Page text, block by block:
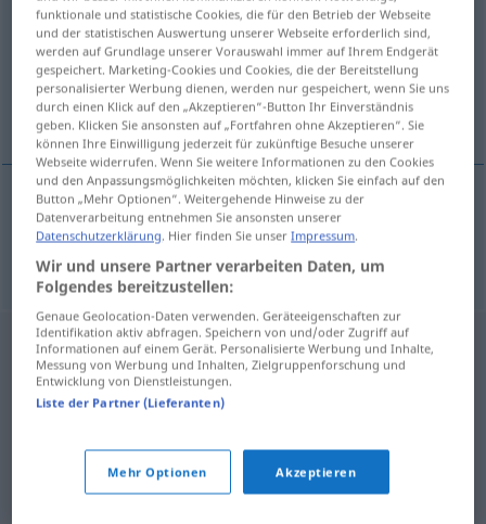
Übersicht aller Übersetzungen
(Für mehr Details die Übersetzung anklicken/antippen)
in senso, modo critico
senso,modocritico krisenhaft
funktionale und statistische Cookies, die für den Betrieb der Webseite
und der statistischen Auswertung unserer Webseite erforderlich sind,
werden auf Grundlage unserer Vorauswahl immer auf Ihrem Endgerät
gespeichert. Marketing-Cookies und Cookies, die der Bereitstellung
personalisierter Werbung dienen, werden nur gespeichert, wenn Sie uns
durch einen Klick auf den „Akzeptieren“-Button Ihr Einverständnis
geben. Klicken Sie ansonsten auf „Fortfahren ohne Akzeptieren“. Sie
können Ihre Einwilligung jederzeit für zukünftige Besuche unserer
Webseite widerrufen. Wenn Sie weitere Informationen zu den Cookies
und den Anpassungsmöglichkeiten möchten, klicken Sie einfach auf den
Button „Mehr Optionen“. Weitergehende Hinweise zu der
Datenverarbeitung entnehmen Sie ansonsten unserer
Datenschutzerklärung . Hier finden Sie unserImpressum
Wir und unsere Partner verarbeiten Daten, um
Folgendes bereitzustellen:
Genaue Geolocation-Daten verwenden. Geräteeigenschaften zur
Identifikation aktiv abfragen. Speichern von und/oder Zugriff auf
Informationen auf einem Gerät. Personalisierte Werbung und Inhalte,
Messung von Werbung und Inhalten, Zielgruppenforschung und
Entwicklung von Dienstleistungen.
Liste der Partner (Lieferanten)
Mehr Optionen Akzeptieren